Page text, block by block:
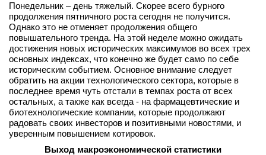
Понедельник – день тяжелый. Скорее всего бурного
продолжения пятничного роста сегодня не получится.
Однако это не отменяет продолжения общего
повышательного тренда. На этой неделе можно ожидать
достижения новых исторических максимумов во всех трех
основных индексах, что конечно же будет само по себе
историческим событием. Основное внимание следует
обратить на акции технологического сектора, которые в
последнее время чуть отстали в темпах роста от всех
остальных, а также как всегда - на фармацевтические и
биотехнологические компании, которые продолжают
радовать своих инвесторов и позитивными новостями, и
уверенным повышением котировок.
Выход макроэкономической статистики